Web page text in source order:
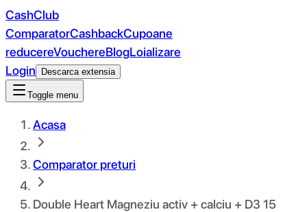
CashClub
ComparatorCashbackCupoane
reducereVouchereBlogLoializare
Login
Descarca extensia
Toggle menu
Acasa
Comparator preturi
Double Heart Magneziu activ + calciu + D3 15